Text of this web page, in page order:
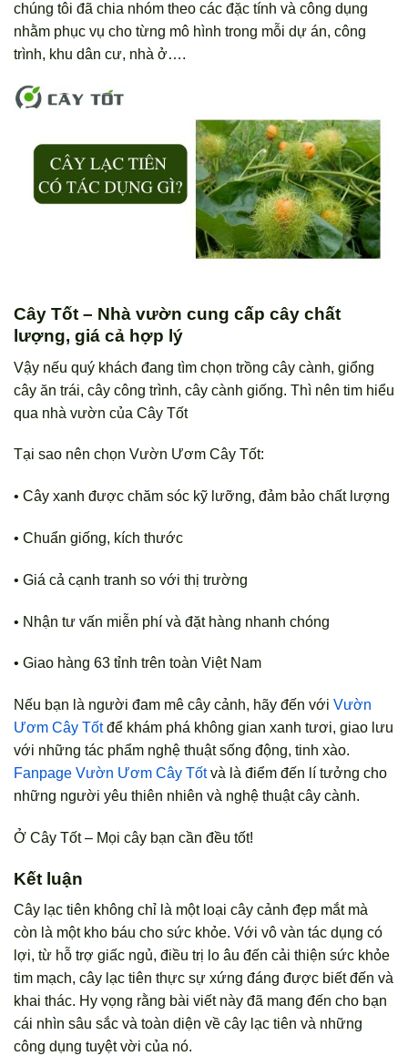
chúng tôi đã chia nhóm theo các đặc tính và công dụng
nhằm phục vụ cho từng mô hình trong mỗi dự án, công
trình, khu dân cư, nhà ở….
Cây Tốt – Nhà vườn cung cấp cây chất
lượng, giá cả hợp lý
Vậy nếu quý khách đang tìm chọn trồng cây cành, giổng
cây ăn trái, cây công trình, cây cành giống. Thì nên tim hiểu
qua nhà vườn của Cây Tốt
Tại sao nên chọn Vườn Ươm Cây Tốt:
• Cây xanh được chăm sóc kỹ lưỡng, đảm bảo chất lượng
• Chuẩn giống, kích thước
• Giá cả cạnh tranh so với thị trường
• Nhận tư vấn miễn phí và đặt hàng nhanh chóng
• Giao hàng 63 tỉnh trên toàn Việt Nam
Nếu bạn là người đam mê cây cảnh, hãy đến với Vườn
Ươm Cây Tốtđể khám phá không gian xanh tươi, giao lưu
với những tác phẩm nghệ thuật sống động, tinh xào.
Fanpage Vườn Ươm Cây Tốtvà là điểm đến lí tưởng cho
những người yêu thiên nhiên và nghệ thuật cây cành.
Ở Cây Tốt – Mọi cây bạn cần đều tốt!
Kết luận
Cây lạc tiên không chỉ là một loại cây cảnh đẹp mắt mà
còn là một kho báu cho sức khỏe. Với vô vàn tác dụng có
lợi, từ hỗ trợ giấc ngủ, điều trị lo âu đến cải thiện sức khỏe
tim mạch, cây lạc tiên thực sự xứng đáng được biết đến và
khai thác. Hy vọng rằng bài viết này đã mang đến cho bạn
cái nhìn sâu sắc và toàn diện về cây lạc tiên và những
công dụng tuyệt vời của nó.